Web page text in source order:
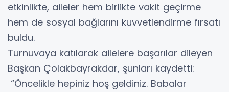
etkinlikte, aileler hem birlikte vakit geçirme
hem de sosyal bağlarını kuvvetlendirme fırsatı
buldu.
Turnuvaya katılarak ailelere başarılar dileyen
Başkan Çolakbayrakdar, şunları kaydetti:
“Öncelikle hepiniz hoş geldiniz. Babalar